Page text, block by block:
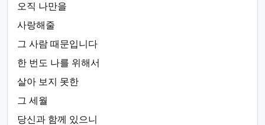
오직 나만을
사랑해줄
그 사람 때문입니다
한 번도 나를 위해서
살아 보지 못한
그 세월
당신과 함께 있으니